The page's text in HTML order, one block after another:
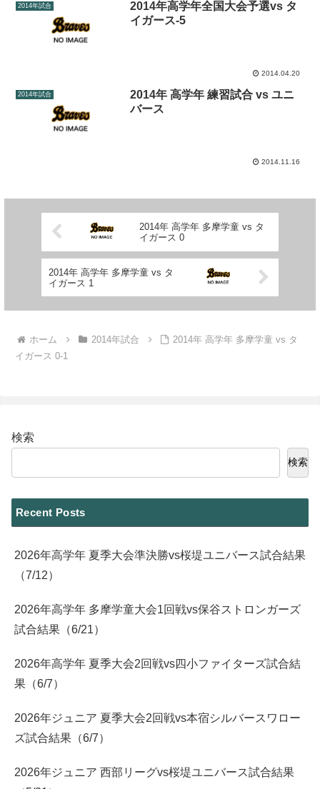
2014年試合
2014年高学年全国大会予選vs タ
イガース-5
2014.04.20
2014年試合
2014年 高学年 練習試合 vs ユニ
バース
2014.11.16
2014年 高学年 多摩学童 vs タ
イガース 0
2014年 高学年 多摩学童 vs タ
イガース 1
ホーム 2014年試合
2014年 高学年 多摩学童 vs タ
イガース 0-1
検索
検索
Recent Posts
2026年高学年 夏季大会準決勝vs桜堤ユニバース試合結果
（7/12）
2026年高学年 多摩学童大会1回戦vs保谷ストロンガーズ
試合結果（6/21）
2026年高学年 夏季大会2回戦vs四小ファイターズ試合結
果（6/7）
2026年ジュニア 夏季大会2回戦vs本宿シルバースワロー
ズ試合結果（6/7）
2026年ジュニア 西部リーグvs桜堤ユニバース試合結果